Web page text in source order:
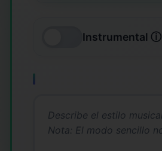
Instrumental ⓘ